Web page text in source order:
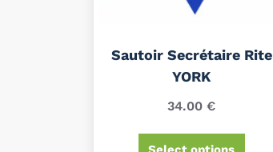
Sautoir Secrétaire Rite
YORK
34.00€